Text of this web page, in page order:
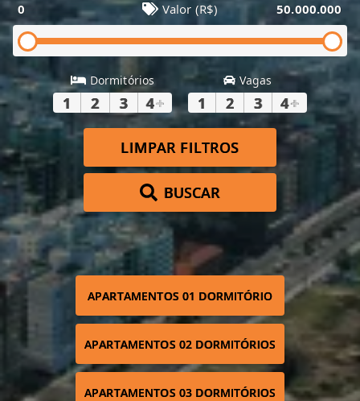
0 Valor (R$) 50.000.000
Dormitórios
1 2 3 4+
Vagas
1 2 3 4+
LIMPAR FILTROS
BUSCAR
APARTAMENTOS 01 DORMITÓRIO
APARTAMENTOS 02 DORMITÓRIOS
APARTAMENTOS 03 DORMITÓRIOS